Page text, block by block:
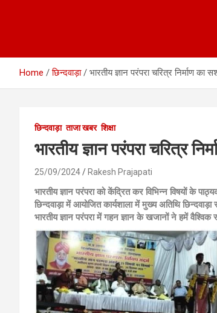
Home छिन्दवाड़ा भारतीय ज्ञान परंपरा चरित्र निर्माण का
छिन्दवाड़ा ताजा खबर शिक्षा
भारतीय ज्ञान परंपरा चरित्र
25/09/2024 Rakesh Prajapati
भारतीय ज्ञान परंपरा को केंद्रित कर विभिन्न विषयों के
छिन्दवाड़ा में आयोजित कार्यशाला में मुख्य अतिथि
भारतीय ज्ञान परंपरा में गहन ज्ञान के खजानों ने हमें